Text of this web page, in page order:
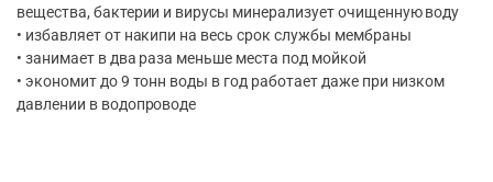
вещества, бактерии и вирусы минерализует очищенную воду
• избавляет от накипи на весь срок службы мембраны
• занимает в два раза меньше места под мойкой
• экономит до 9 тонн воды в год работает даже при низком
давлении в водопроводе